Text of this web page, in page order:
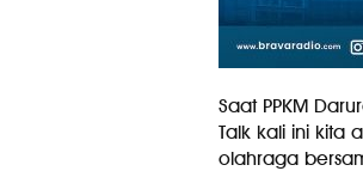
Saat PPKM
Talk kali ini kita
olahraga